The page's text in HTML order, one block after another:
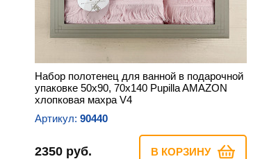
Набор полотенец для ванной в подарочной
упаковке 50х90, 70х140 Pupilla AMAZON
хлопковая махра V4
Артикул: 90440
2350 руб. В КОРЗИНУ